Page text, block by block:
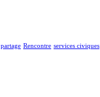
partage Rencontre services civiques